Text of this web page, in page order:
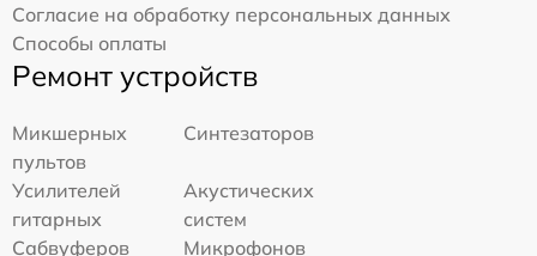
Согласие на обработку персональных данных
Способы оплаты
Ремонт устройств
Микшерных
пультов
Синтезаторов
Усилителей
гитарных
Акустических
систем
Сабвуферов
Микрофонов